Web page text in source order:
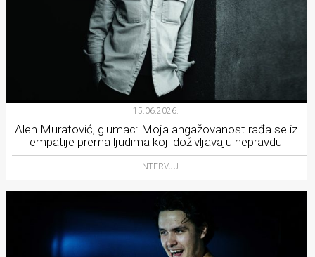
15.06.2026.
Alen Muratović, glumac: Moja angažovanost rađa se iz
empatije prema ljudima koji doživljavaju nepravdu
INTERVJU